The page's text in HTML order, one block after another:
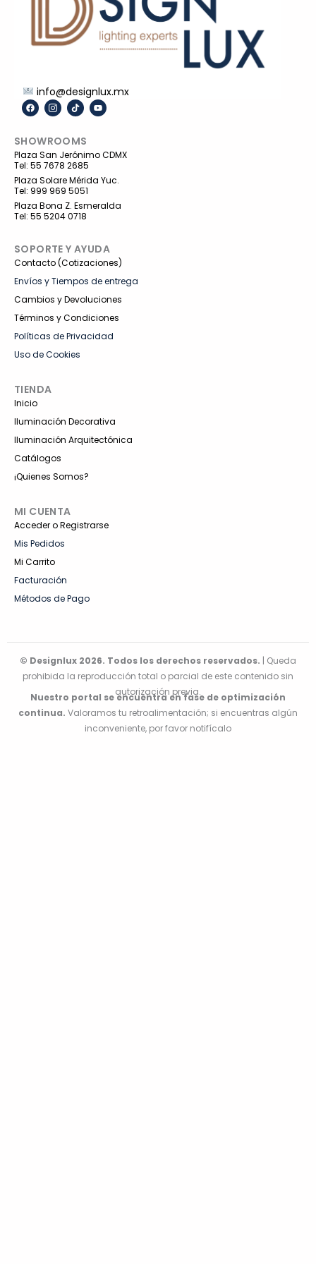
info@designlux.mx
F
a
b
o
o
k
I
c
-
i
n
s
t
a
g
r
a
m
T
i
o
k
Y
o
b
e
SHOWROOMS
Plaza San Jerónimo CDMX
Tel: 55 7678 2685
Plaza Solare Mérida Yuc.
Tel: 999 969 5051
Plaza Bona Z. Esmeralda
Tel: 55 5204 0718
SOPORTE Y AYUDA
Contacto (Cotizaciones)
Envíos y Tiempos de entrega
Cambios y Devoluciones
Términos y Condiciones
Políticas de Privacidad
Uso de Cookies
TIENDA
Inicio
Iluminación Decorativa
Iluminación Arquitectónica
Catálogos
¡Quienes Somos?
MI CUENTA
Acceder o Registrarse
Mis Pedidos
Mi Carrito
Facturación
Métodos de Pago
© Designlux 2026. Todos los derechos reservados. | Queda
prohibida la reproducción total o parcial de este contenido sin
autorización previa.
Nuestro portal se encuentra en fase de optimización
continua. Valoramos tu retroalimentación; si encuentras algún
inconveniente, por favor notifícalo